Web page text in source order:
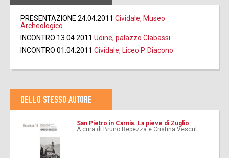
PRESENTAZIONE 24.04.2011 Cividale, Museo
Archeologico
INCONTRO 13.04.2011 Udine, palazzo Clabassi
INCONTRO 01.04.2011 Cividale, Liceo P. Diacono
DELLO STESSO AUTORE
San Pietro in Carnia. La pieve di Zuglio
A cura di Bruno Repezza e Cristina Vescul